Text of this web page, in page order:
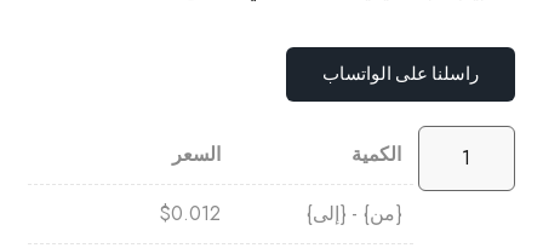
راسلنا على الواتساب
الكمية السعر
{من} - {إلى} $0.012